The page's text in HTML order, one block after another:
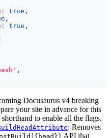
: true ,
,
: true ,
,
Docusaurus v4 breaking
your site in advance for this
shorthand to enable all the flags.
: Removes
API that